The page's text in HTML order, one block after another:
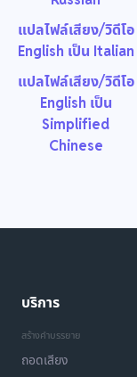
แปลไฟล์เสียง/วิดีโอ
English เป็น Italian
แปลไฟล์เสียง/วิดีโอ
English เป็น
Simplified
Chinese
บริการ
สร้างคำบรรยาย
ถอดเสียง